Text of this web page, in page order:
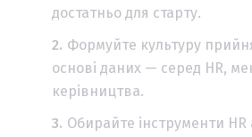
достатньо для старту.
Формуйте культуру
основі даних — серед HR,
керівництва.
Обирайте інструменти HR